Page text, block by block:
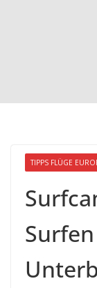
TIPPS FLÜGE